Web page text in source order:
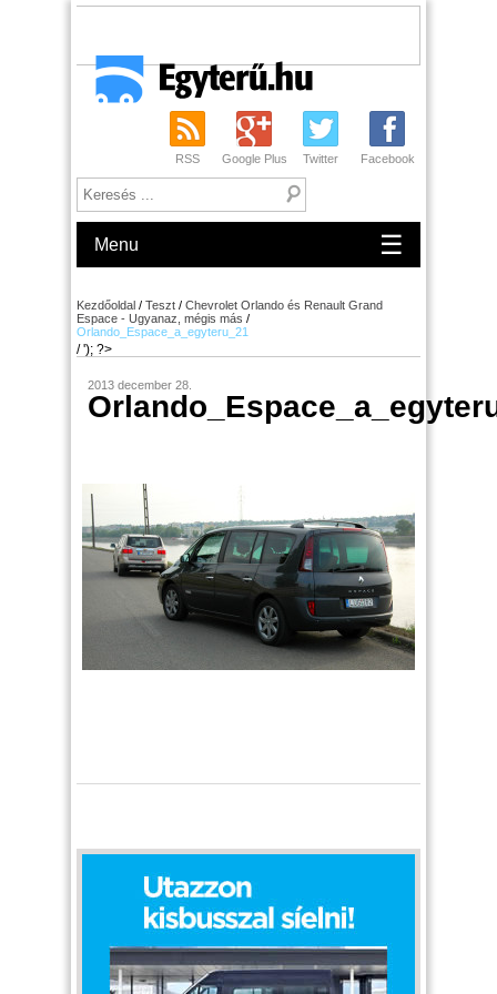
RSS Google Plus Twitter Facebook
Menu ☰
Kezdőoldal / Teszt / Chevrolet Orlando és Renault Grand
Espace - Ugyanaz, mégis más /
Orlando_Espace_a_egyteru_21
/ '); ?>
2013 december 28.